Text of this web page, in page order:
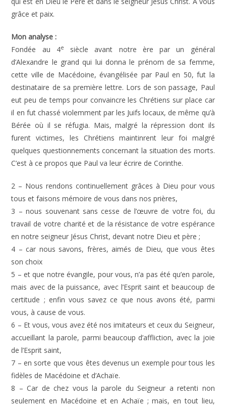
grâce et paix.
Mon analyse :
Fondée au 4e
siècle avant notre ère par un général
d’Alexandre le grand qui lui donna le prénom de sa femme,
cette ville de Macédoine, évangélisée par Paul en 50, fut la
destinataire de sa première lettre. Lors de son passage, Paul
eut peu de temps pour convaincre les Chrétiens sur place car
il en fut chassé violemment par les Juifs locaux, de même qu’à
Bérée où il se réfugia. Mais, malgré la répression dont ils
furent victimes, les Chrétiens maintinrent leur foi malgré
quelques questionnements concernant la situation des morts.
C’est à ce propos que Paul va leur écrire de Corinthe.
2 – Nous rendons continuellement grâces à Dieu pour vous
tous et faisons mémoire de vous dans nos prières,
3 – nous souvenant sans cesse de l’œuvre de votre foi, du
travail de votre charité et de la résistance de votre espérance
en notre seigneur Jésus Christ, devant notre Dieu et père ;
4 – car nous savons, frères, aimés de Dieu, que vous êtes
son choix
5 – et que notre évangile, pour vous, n’a pas été qu’en parole,
mais avec de la puissance, avec l’Esprit saint et beaucoup de
certitude ; enfin vous savez ce que nous avons été, parmi
vous, à cause de vous.
6 – Et vous, vous avez été nos imitateurs et ceux du Seigneur,
accueillant la parole, parmi beaucoup d’affliction, avec la joie
de l’Esprit saint,
7 – en sorte que vous êtes devenus un exemple pour tous les
fidèles de Macédoine et d’Achaïe.
8 – Car de chez vous la parole du Seigneur a retenti non
seulement en Macédoine et en Achaïe ; mais, en tout lieu,